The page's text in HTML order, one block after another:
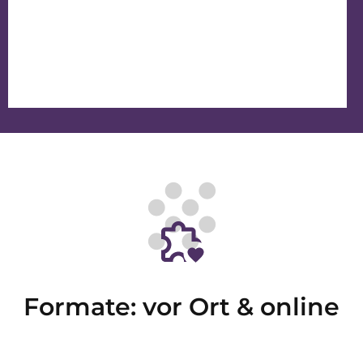
Formate: vor Ort & online